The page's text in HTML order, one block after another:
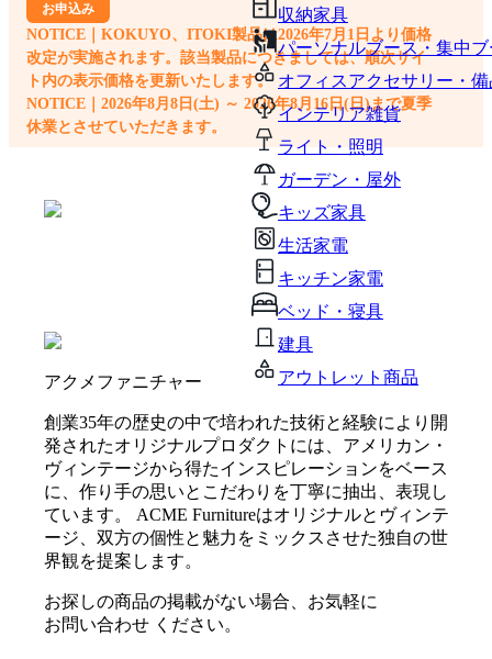
収納家具
パーソナルブース・集中
オフィスアクセサリー・備
インテリア雑貨
ライト・照明
ガーデン・屋外
キッズ家具
生活家電
キッチン家電
ベッド・寝具
建具
アウトレット商品
お申込み
NOTICE｜KOKUYO、ITOKI製品は2026年7月1日より価格
改定が実施されます。該当製品につきましては、順次サイ
ト内の表示価格を更新いたします。
NOTICE｜2026年8月8日(土) ～ 2026年8月16日(日)まで夏季
休業とさせていただきます。
アクメファニチャー
創業35年の歴史の中で培われた技術と経験により開
発されたオリジナルプロダクトには、アメリカン・
ヴィンテージから得たインスピレーションをベース
に、作り手の思いとこだわりを丁寧に抽出、表現し
ています。 ACME Furnitureはオリジナルとヴィンテ
ージ、双方の個性と魅力をミックスさせた独自の世
界観を提案します。
お探しの商品の掲載がない場合、お気軽に
お問い合わせ ください。